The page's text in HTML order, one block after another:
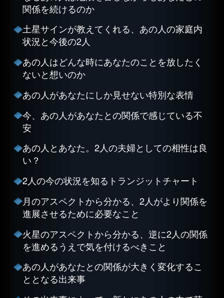
関係を続けるのか
土星サインが教えてくれる、あの人の家庭内
状況と今後の2人
あの人はどんな時にあなたのことを放したく
ないと想いのか
あの人があなたにしか見せない特別な表情
今、あの人があなたとの関係で感じている不
安
あの人とあなた。2人の夫婦としての相性は良
い？
2人の今の状況を知るトランジットチャート
月のアスペクトから分かる、2人がより関係を
進展させるために必要なこと
火星のアスペクトから分かる、逆に2人の関係
を進めるうえで気を付けるべきこと
あの人があなたとの関係が大きく変化するこ
ととなる出来事